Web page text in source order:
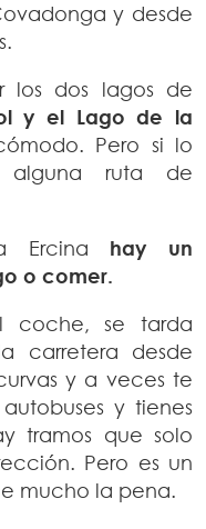
y desde
los dos lagos de
y el Lago de la
Pero si lo
alguna ruta de
Ercina hay un
o comer.
coche, se tarda
carretera desde
y a veces te
y tienes
tramos que solo
Pero es un
mucho la pena.